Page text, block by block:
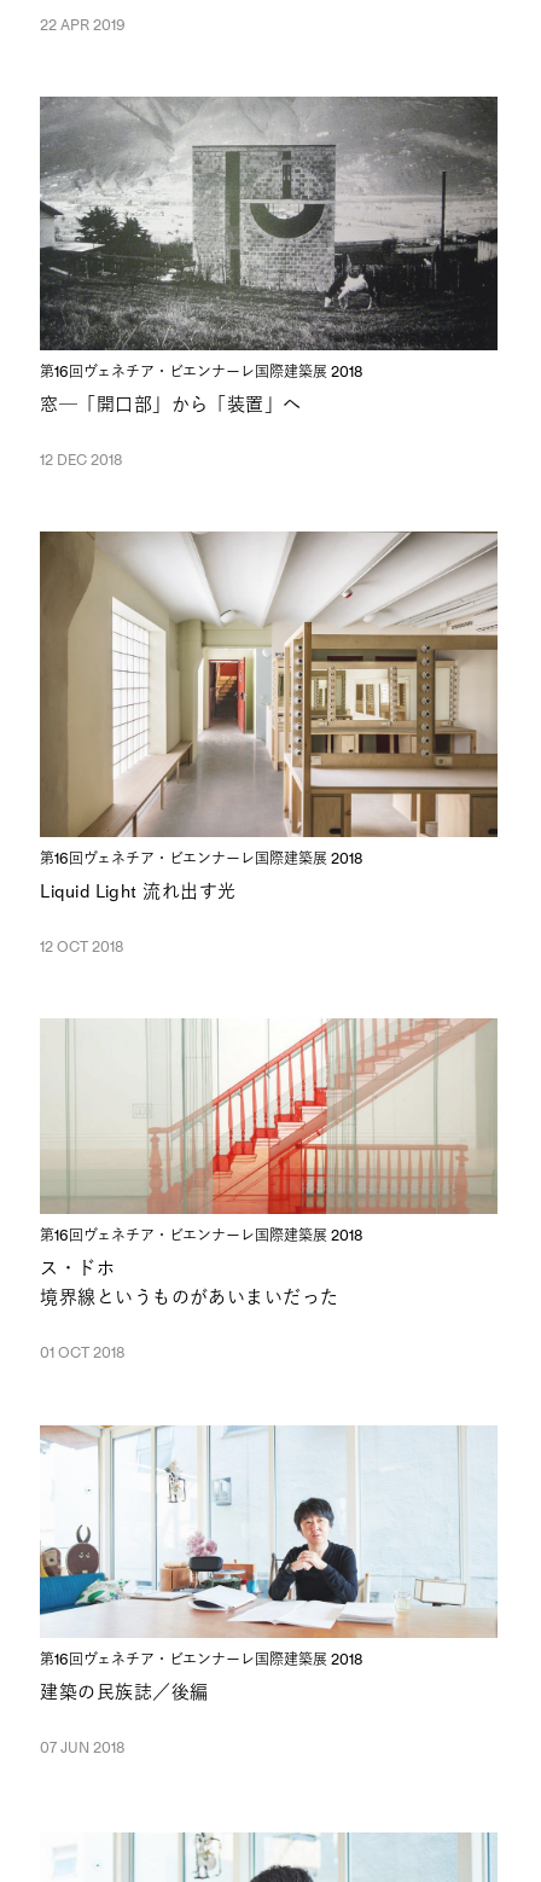
22 APR 2019
第16回ヴェネチア・ビエンナーレ国際建築展 2018
窓─「開口部」から「装置」へ
12 DEC 2018
第16回ヴェネチア・ビエンナーレ国際建築展 2018
Liquid Light 流れ出す光
12 OCT 2018
第16回ヴェネチア・ビエンナーレ国際建築展 2018
ス・ドホ
境界線というものがあいまいだった
01 OCT 2018
第16回ヴェネチア・ビエンナーレ国際建築展 2018
建築の民族誌／後編
07 JUN 2018